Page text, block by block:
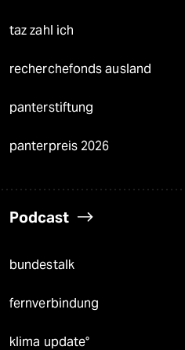
taz zahl ich
recherchefonds ausland
panterstiftung
panterpreis 2026
Podcast
bundestalk
fernverbindung
klima update°